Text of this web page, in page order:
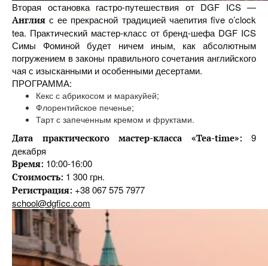
Вторая остановка гастро-путешествия от DGF ICS —
Англия с ее прекрасной традицией чаепития five o’clock
tea. Практический мастер-класс от бренд-шефа DGF ICS
Симы Фоминой будет ничем иным, как абсолютным
погружением в законы правильного сочетания английского
чая с изысканными и особенными десертами.
ПРОГРАММА:
Кекс с абрикосом и маракуйей;
Флорентийское печенье;
Тарт с запеченным кремом и фруктами.
Дата практического мастер-класса «Tea-time»: 9
декабря
Время: 10:00-16:00
Стоимость: 1 300 грн.
Регистрация: +38 067 575 7977
school@dgficc.com